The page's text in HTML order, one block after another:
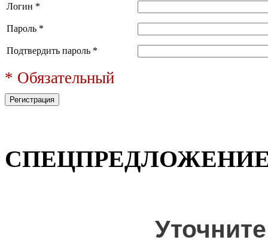
Логин *
Пароль *
Подтвердить пароль *
* Обязательный